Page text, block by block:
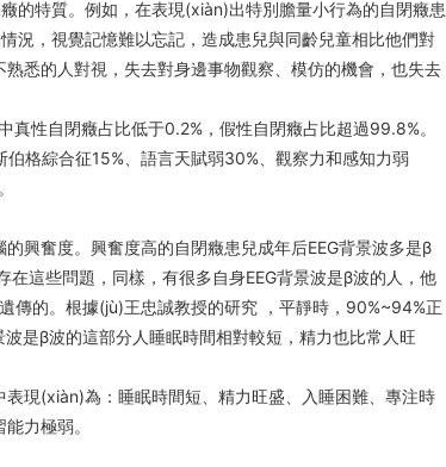
特質。例如，在表現(xiàn)出特別膽量小行為的自閉癥患
，視覺記憶難以忘記，造成患兒與同齡兒童相比他們對
人對視，失去對身邊事物觀察、模仿的機會，也失去
性自閉癥占比低于0.2%，假性自閉癥占比超過99.8%。
綜合征15%、語言天賦弱30%、觀察力和感知力弱
奮度。興奮度高的自閉癥患兒成年后EEG背景波多是β
問題，同樣，有很多自身EEG背景波是β波的人，他
。根據(jù)王忠誠教授的研究 ，平靜時，90%~94%正
是β波的這部分人睡眠時間相對較短，精力也比常人旺
(xiàn)為：睡眠時間短、精力旺盛、入睡困難、專注時
能力極弱。